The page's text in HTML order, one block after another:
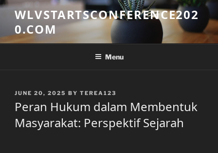
Skip
content
WLVSTARTSCONFERENCE202
0.COM
Menu
POSTED
JUNE 20, 2025 BY TEREA123
Peran Hukum dalam Membentuk
Masyarakat: Perspektif Sejarah